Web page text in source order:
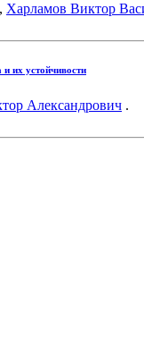
, Харламов Виктор
их устойчивости
Александрович .